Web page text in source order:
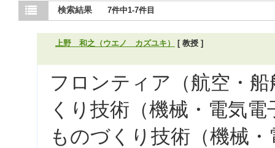
検索結果 7件中1-7件目
上野 和之（ウエノ カズユキ） [ 教授 ]
フロンティア（航空・
くり技術（機械・電気
ものづくり技術（機械